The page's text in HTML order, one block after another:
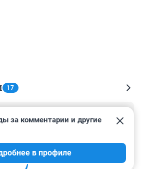
17
клоуном, сумел стать
к сожалению, идёт обратный
за комментарии и другие
в профиле